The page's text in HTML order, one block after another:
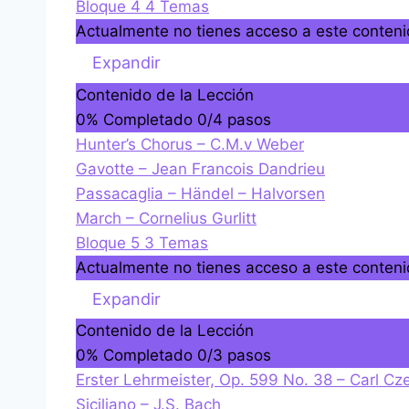
Bloque 4 4 Temas
Actualmente no tienes acceso a este
ExpandirB
l
o
q
u
e
4
Contenido de la Lección
0% Completado 0/4 pasos
Hunter’s Chorus – C.M.v Weber
Gavotte – Jean Francois Dandrieu
Passacaglia – Händel – Halvorsen
March – Cornelius Gurlitt
Bloque 5 3 Temas
Actualmente no tienes acceso a este
ExpandirB
l
o
q
u
Contenido de la Lección
0% Completado 0/3 pasos
Erster Lehrmeister, Op. 599 No. 38 – Carl
Siciliano – J.S. Bach